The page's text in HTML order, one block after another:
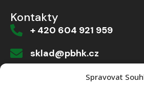
Spravovat
Kontakty
+ 420 604 921 959
sklad@pbhk.cz
Dvorská 916/1a, 503 11